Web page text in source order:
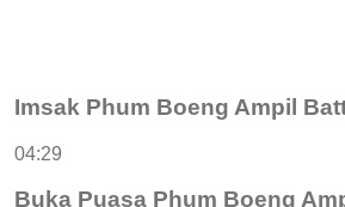
Imsak Phum Boeng Ampil
04:29
Buka Puasa Phum Boeng